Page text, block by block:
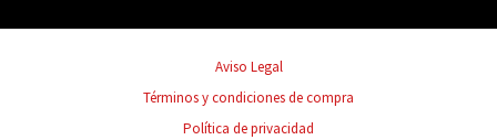
Aviso Legal
Términos y condiciones de compra
Política de privacidad